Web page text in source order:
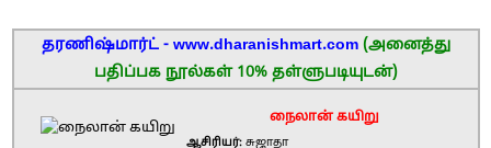
தரணிஷ்மார்ட் - www.dharanishmart.com (அனைத்து
பதிப்பக நூல்கள் 10% தள்ளுபடியுடன்)
நைலான் கயிறு
ஆசிரியர்: சுஜாதா